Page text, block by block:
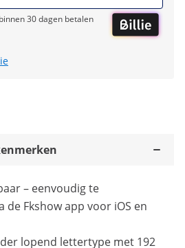
30 dagen betalen
– eenvoudig te
Fkshow app voor iOS en
lopend lettertype met 192